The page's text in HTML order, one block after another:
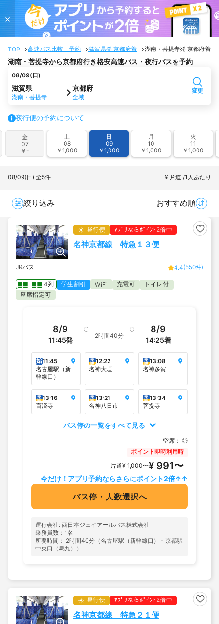
×
TOP 高速バス比較・予約 滋賀県発 京都府着 湖南・菩提寺発 京都府着
湖南・菩提寺から京都府行き格安高速バス・夜行バスを予約
08/09(日)
滋賀県
湖南・菩提寺
京都府
全域
変更
夜行便の予約について
金
07
￥-
土
08
￥1,000
日
09
￥1,000
月
10
￥1,000
火
11
￥1,000
08/09(日) 全5件 ¥ 片道 /1人あたり
絞り込み おすすめ順
昼行便 ｱﾌﾟﾘならﾎﾟｲﾝﾄ2倍中
名神京都線 特急１３便
JRバス 4.4(550件)
4列 学生割引 WiFi 充電可
トイレ付
座席指定可
8/9
11:45発
2時間40分
8/9
14:25着
始11:45
名古屋駅（新
幹線口）
乗
降 12:22
名神大垣
乗
降 13:08
名神多賀
乗
降 13:16
百済寺
乗
降 13:21
名神八日市
乗
降 13:34
菩提寺
バス停の一覧をすべて見る
空席： ◎
ポイント即時利用時
片道¥ 1,000〜¥ 991〜
今だけ！アプリ予約ならさらにポイント2倍↑↑
バス停・人数選択へ
運行会社: 西日本ジェイアールバス株式会社
乗務員数：1名
所要時間： 2時間40分（名古屋駅（新幹線口） - 京都駅
中央口（烏丸））
昼行便 ｱﾌﾟﾘならﾎﾟｲﾝﾄ2倍中
名神京都線 特急２１便